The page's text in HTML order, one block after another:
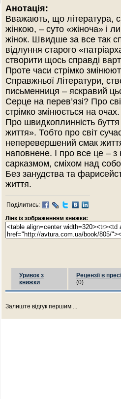
Анотація:
Вважають, що література,
жінкою, – суто «жіноча» і
жінок. Швидше за все так
відлуння старого
створити щось справді
Проте часи стрімко
Справжньої Літератури,
письменниця – яскравий
Серце на перев’язі? Про
стрімко змінюється на
Про швидкоплинність
життя». Тобто про світ
неперевершений смак
наповнене. І про все це –
сарказмом, сміхом над
Без занудства та
життя.
Поділитись:
Лінк із зображенням книжки:
Уривок з
книжки
Рецензії в пресі
(0)
Залиште відгук першим ...